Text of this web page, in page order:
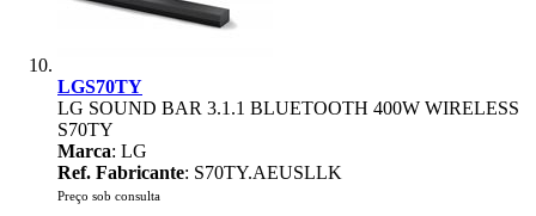
LGS70TY
LG SOUND BAR 3.1.1 BLUETOOTH 400W WIRELESS
S70TY
Marca: LG
Ref. Fabricante: S70TY.AEUSLLK
Preço sob consulta